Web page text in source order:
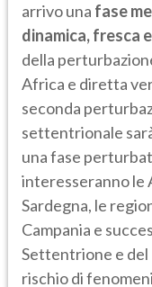
arrivo una fase
dinamica, fresca
della
Africa e diretta
seconda
settentrionale
una fase
interesseranno le
Sardegna, le
Campania e
Settentrione e del
rischio di